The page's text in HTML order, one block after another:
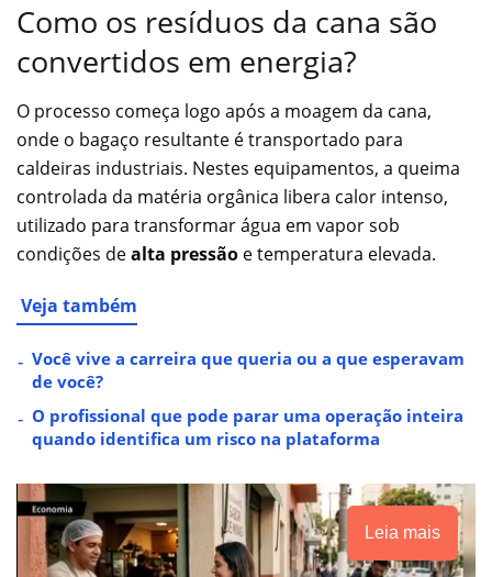
Como os resíduos da cana são
convertidos em energia?
O processo começa logo após a moagem da cana,
onde o bagaço resultante é transportado para
caldeiras industriais. Nestes equipamentos, a queima
controlada da matéria orgânica libera calor intenso,
utilizado para transformar água em vapor sob
condições dealta pressão e temperatura elevada.
Veja também
Você vive a carreira que queria ou a que esperavam
de você?
O profissional que pode parar uma operação inteira
quando identifica um risco na plataforma
Leia mais